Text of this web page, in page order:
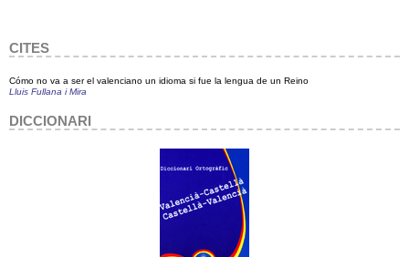
CITES
Cómo no va a ser el valenciano un idioma si fue la lengua de un Reino
Lluis Fullana i Mira
DICCIONARI